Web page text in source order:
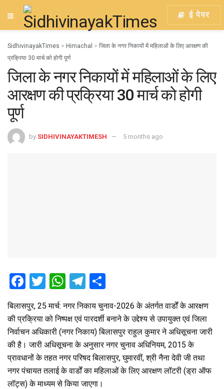
ई पेपर
SidhivinayakTimes > Himachal > जिला के नगर निकायों में महिलाओं के लिए आरक्षण की
प्रक्रिया 30 मार्च को होगी पूर्ण
जिला के नगर निकायों में महिलाओं के लिए
आरक्षण की प्रक्रिया 30 मार्च को होगी
पूर्ण
by SIDHIVINAYAKTIMESH 5 months ago
F
ce
b
o
o
k
T
wi
tt
er
W
at
s
A
p
p
T
e
gr
a
m
ar
e
बिलासपुर, 25 मार्च: नगर निकाय चुनाव-2026 के अंतर्गत वार्डों के आरक्षण
की प्रक्रिया को निष्पक्ष एवं पारदर्शी बनाने के उद्देश्य से उपायुक्त एवं जिला
निर्वाचन अधिकारी (नगर निकाय) बिलासपुर राहुल कुमार ने अधिसूचना जारी
की है। जारी अधिसूचना के अनुसार नगर चुनाव अधिनियम, 2015 के
प्रावधानों के तहत नगर परिषद बिलासपुर, घुमारवीं, श्री नैना देवी जी तथा
नगर पंचायत तलाई के वार्डों का महिलाओं के लिए आरक्षण लॉटरी (ड्रा ऑफ
लॉट्स) के माध्यम से किया जाएगा।